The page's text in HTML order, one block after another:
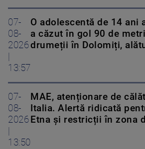
07-
08-
2026
13:57
O adolescentă de 14 ani
a căzut în gol 90 de
drumeții în Dolomiți,
07-
08-
2026
13:50
MAE, atenționare de
Italia. Alertă ridicată
Etna și restricții în zona